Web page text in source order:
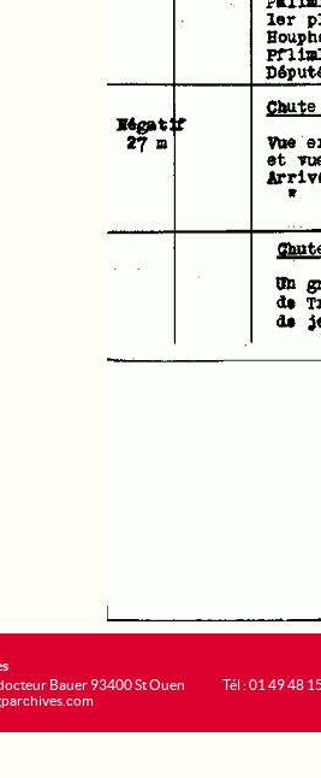
Bauer 93400 St Ouen
Tél : 01 49 48